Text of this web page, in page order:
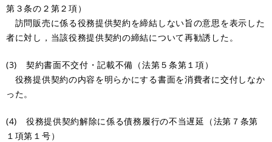
第３条の２第２項）
訪問販売に係る役務提供契約を締結しない旨の意思を表示した
者に対し，当該役務提供契約の締結について再勧誘した。
(3) 契約書面不交付・記載不備（法第５条第１項）
役務提供契約の内容を明らかにする書面を消費者に交付しなか
った。
(4) 役務提供契約解除に係る債務履行の不当遅延（法第７条第
１項第１号）